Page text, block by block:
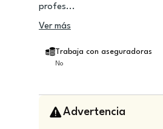
profes...
Ver más
Trabaja con aseguradoras
No
Advertencia